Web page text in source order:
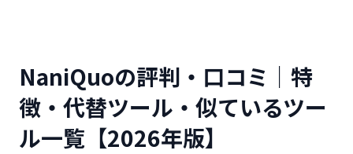
NaniQuoの評判・口コミ｜特
徴・代替ツール・似ているツー
ル一覧【2026年版】